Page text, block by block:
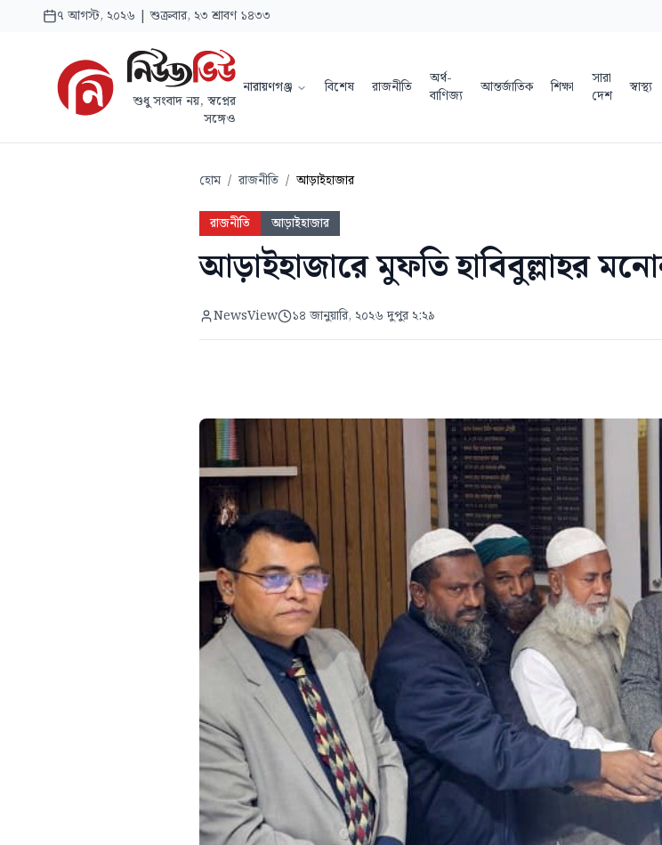
৭ আগস্ট, ২০২৬ | শুক্রবার, ২৩ শ্রাবণ ১৪৩৩
শুধু সংবাদ নয়, স্বপ্নের
সঙ্গেও
নারায়ণগঞ্জ বিশেষ রাজনীতি
অর্থ-
বাণিজ্য
আন্তর্জাতিক শিক্ষা
সারা
দেশ
স্বাস্থ্য
হোম / রাজনীতি / আড়াইহাজার
রাজনীতি আড়াইহাজার
আড়াইহাজারে মুফতি হাবিবুল্লাহর
NewsView ১৪ জানুয়ারি, ২০২৬ দুপুর ২:২৯